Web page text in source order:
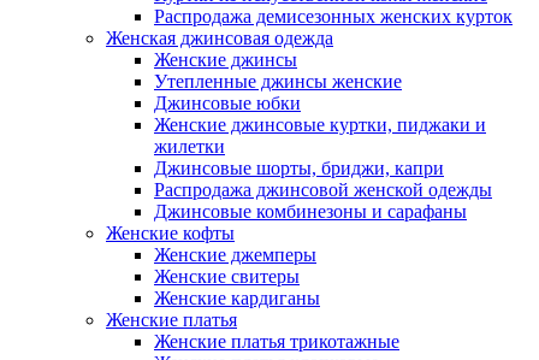
Распродажа демисезонных женских курток
Женская джинсовая одежда
Женские джинсы
Утепленные джинсы женские
Джинсовые юбки
Женские джинсовые куртки, пиджаки и
жилетки
Джинсовые шорты, бриджи, капри
Распродажа джинсовой женской одежды
Джинсовые комбинезоны и сарафаны
Женские кофты
Женские джемперы
Женские свитеры
Женские кардиганы
Женские платья
Женские платья трикотажные